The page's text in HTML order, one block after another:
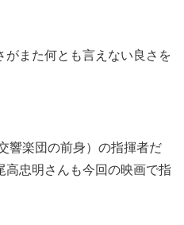
また何とも言えない良さを
響楽団の前身）の指揮者だ
高忠明さんも今回の映画で指